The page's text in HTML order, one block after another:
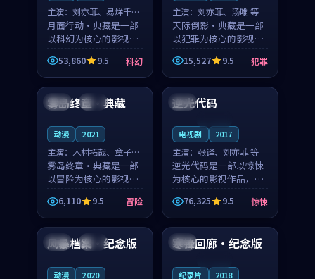
主演： 刘亦菲、易烊千玺
等
月面行动·典藏是一部
以科幻为核心的影视作
品，围绕危机、反转与
人物成长展开，整体节
奏紧凑，值得推荐观
看。
53,860 9.5 科幻
主演： 刘亦菲、汤唯 等
天际倒影·典藏是一部
以犯罪为核心的影视作
品，围绕危机、反转与
人物成长展开，整体节
奏紧凑，值得推荐观
15,527 9.5 犯罪
法国 高分
雾岛终章·典藏
动漫 2021
主演： 木村拓哉、章子怡
等
雾岛终章·典藏是一部
以冒险为核心的影视作
品，围绕危机、反转与
人物成长展开，整体节
奏紧凑，值得推荐观
看。
6,110 9.5 冒险
英国
逆光代码
电视剧 2017
主演： 张译、刘亦菲 等
逆光代码是一部以惊悚
为核心的影视作品，围
绕危机、反转与人物成
长展开，整体节奏紧
凑，值得推荐观看。
76,325 9.5 惊悚
中国 院线
风暴档案·纪念版
动漫 2020
韩国
寒锋回廊·纪念版
纪录片 2018